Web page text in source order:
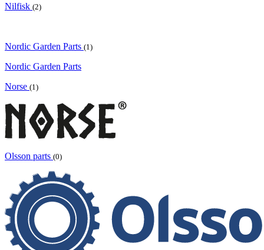
Nilfisk (2)
Nordic Garden Parts (1)
Nordic Garden Parts
Norse (1)
Olsson parts (0)